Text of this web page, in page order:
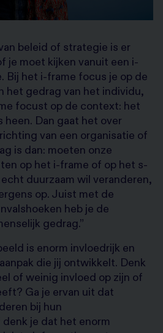
beleid of strategie is er
je moet kijken vanuit een i-
Bij het i-frame focus je op de
het gedrag van het individu,
focust op de context: het
heen. Dan gaat het over
van een organisatie of
is dan: moeten onze
op het i-frame of op het s-
duurzaam wil veranderen,
op. Juist met de
heb je de
gedrag.”
is enorm invloedrijk en
die jij ontwikkelt. Denk
of weinig invloed op zijn of
Ga je ervan uit dat
bij hun
je dat het enorm